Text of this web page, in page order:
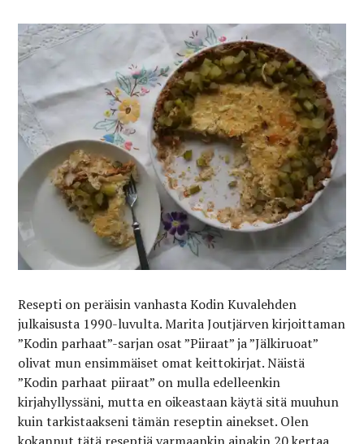
Resepti on peräisin vanhasta Kodin Kuvalehden
julkaisusta 1990-luvulta. Marita Joutjärven kirjoittaman
”Kodin parhaat”-sarjan osat ”Piiraat” ja ”Jälkiruoat”
olivat mun ensimmäiset omat keittokirjat. Näistä
”Kodin parhaat piiraat” on mulla edelleenkin
kirjahyllyssäni, mutta en oikeastaan käytä sitä muuhun
kuin tarkistaakseni tämän reseptin ainekset. Olen